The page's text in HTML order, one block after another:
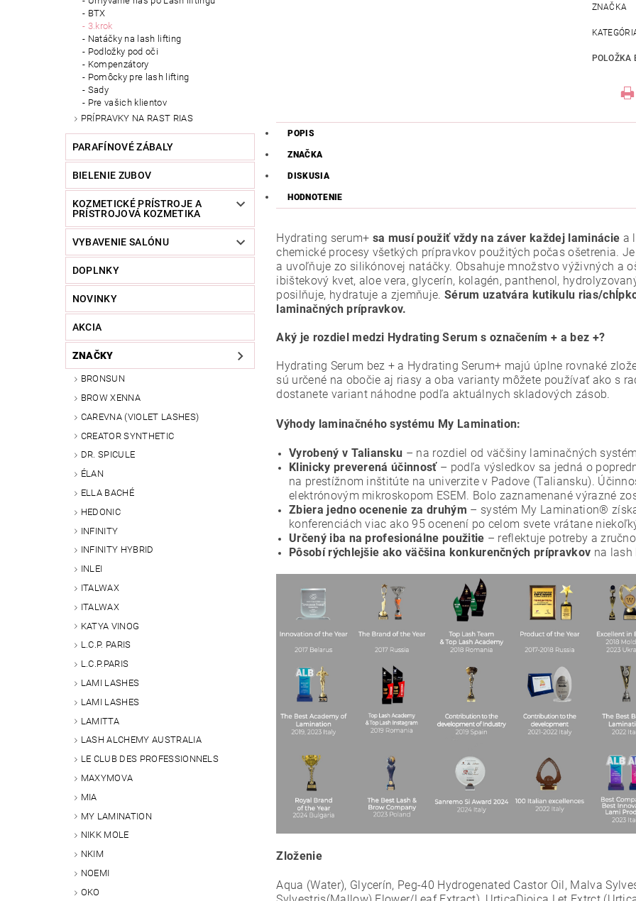
BTX
3.krok
Natáčky na lash lifting
Podložky pod oči
Kompenzátory
Pomôcky pre lash lifting
Sady
Pre vašich klientov
PRÍPRAVKY NA RAST RIAS
PARAFÍNOVÉ ZÁBALY
BIELENIE ZUBOV
KOZMETICKÉ PRÍSTROJE A
PRÍSTROJOVÁ KOZMETIKA
VYBAVENIE SALÓNU
DOPLNKY
NOVINKY
AKCIA
ZNAČKY
BRONSUN
BROW XENNA
CAREVNA (VIOLET LASHES)
CREATOR SYNTHETIC
DR. SPICULE
ÉLAN
ELLA BACHÉ
HEDONIC
INFINITY
INFINITY HYBRID
INLEI
ITALWAX
ITALWAX
KATYA VINOG
L.C.P. PARIS
L.C.P.PARIS
LAMI LASHES
LAMI LASHES
LAMITTA
LASH ALCHEMY AUSTRALIA
LE CLUB DES PROFESSIONNELS
MAXYMOVA
MIA
MY LAMINATION
NIKK MOLE
NKIM
NOEMI
OKO
ZNAČKA
POLOŽKA
POPIS
ZNAČKA
DISKUSIA
HODNOTENIE
Hydrating serum+ sa musí použiť vždy na záver každej laminácie a
chemické procesy všetkých prípravkov použitých počas ošetrenia.
a uvoľňuje zo silikónovej natáčky. Obsahuje množstvo výživných a
ibištekový kvet, aloe vera, glycerín, kolagén, panthenol,
posilňuje, hydratuje a zjemňuje. Sérum uzatvára kutikulu rias/
laminačných prípravkov.
Aký je rozdiel medzi Hydrating Serum s označením + a bez +?
Hydrating Serum bez + a Hydrating Serum+ majú úplne rovnaké
sú určené na obočie aj riasy a oba varianty môžete používať ako s
dostanete variant náhodne podľa aktuálnych skladových zásob.
Výhody laminačného systému My Lamination:
Vyrobený v Taliansku – na rozdiel od väčšiny laminačných
Klinicky preverená účinnosť– podľa výsledkov sa jedná o
na prestížnom inštitúte na univerzite v Padove (Taliansku).
elektrónovým mikroskopom ESEM. Bolo zaznamenané výrazné
Zbiera jedno ocenenie za druhým – systém My Lamination®
konferenciách viac ako 95 ocenení po celom svete vrátane
Určený iba na profesionálne použitie – reflektuje potreby a
Pôsobí rýchlejšie ako väčšina konkurenčných prípravkov na lash
Zloženie
Aqua (Water), Glycerín, Peg-40 Hydrogenated Castor Oil, Malva